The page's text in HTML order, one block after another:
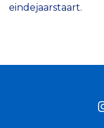
eindejaarstaart.